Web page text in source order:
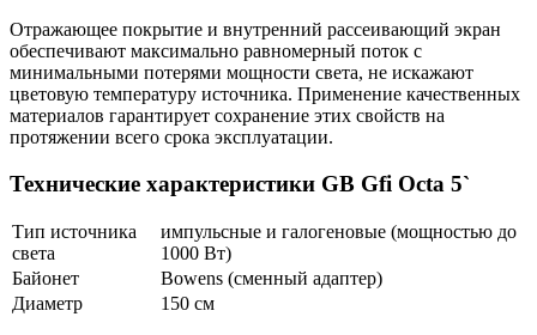
Отражающее покрытие и внутренний рассеивающий экран
обеспечивают максимально равномерный поток с
минимальными потерями мощности света, не искажают
цветовую температуру источника. Применение качественных
материалов гарантирует сохранение этих свойств на
протяжении всего срока эксплуатации.
Технические характеристики GB Gfi Octa 5`
Тип источника
света
импульсные и галогеновые (мощностью до
1000 Вт)
Байонет
Bowens (сменный адаптер)
Диаметр
150 см